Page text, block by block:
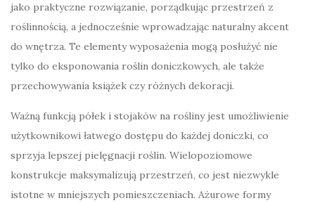
jako praktyczne rozwiązanie, porządkując przestrzeń z
roślinnością, a jednocześnie wprowadzając naturalny akcent
do wnętrza. Te elementy wyposażenia mogą posłużyć nie
tylko do eksponowania roślin doniczkowych, ale także
przechowywania książek czy różnych dekoracji.
Ważną funkcją półek i stojaków na rośliny jest umożliwienie
użytkownikowi łatwego dostępu do każdej doniczki, co
sprzyja lepszej pielęgnacji roślin. Wielopoziomowe
konstrukcje maksymalizują przestrzeń, co jest niezwykle
istotne w mniejszych pomieszczeniach. Ażurowe formy